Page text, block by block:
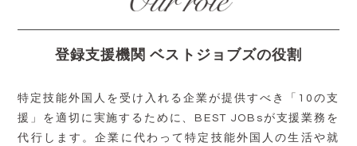
登録支援機関 ベストジョブズの役割
特定技能外国人を受け入れる企業が提供すべき「10の支
援」を適切に実施するために、BEST JOBsが支援業務を
代行します。企業に代わって特定技能外国人の生活や就